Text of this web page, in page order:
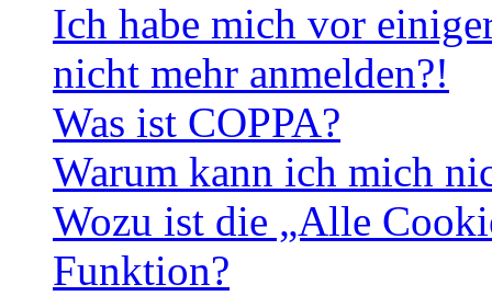
Ich habe mich vor
nicht mehr anmelden?!
Was ist COPPA?
Warum kann ich mich
Wozu ist die „Alle
Funktion?